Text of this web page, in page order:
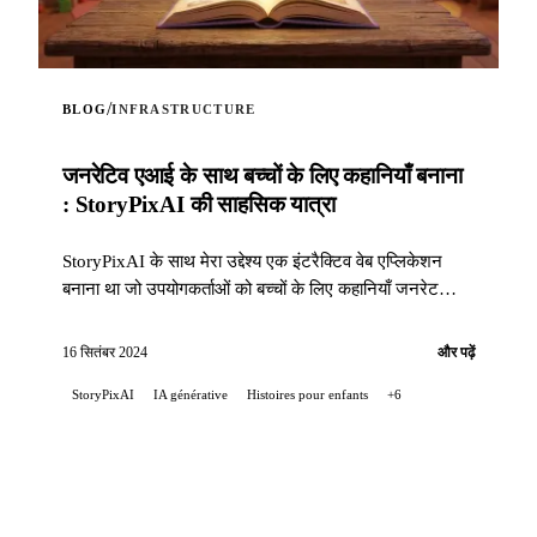
BLOG/INFRASTRUCTURE
जनरेटिव एआई के साथ बच्चों के लिए कहानियाँ बनाना
: StoryPixAI की साहसिक यात्रा
StoryPixAI के साथ मेरा उद्देश्य एक इंटरैक्टिव वेब एप्लिकेशन
बनाना था जो उपयोगकर्ताओं को बच्चों के लिए कहानियाँ जनरेट
से समृद्ध किया गया है...
16 सितंबर 2024 और पढ़ें
StoryPixAI IA générative Histoires pour enfants +6